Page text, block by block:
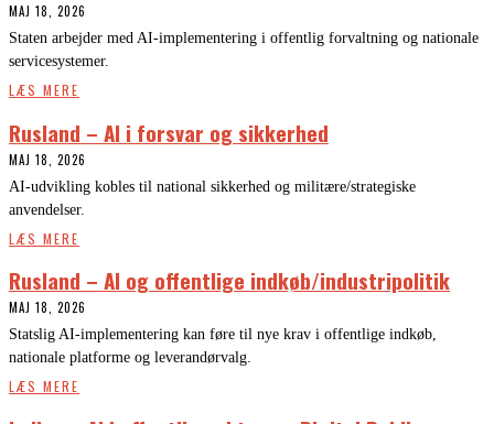
MAJ 18, 2026
Staten arbejder med AI-implementering i offentlig forvaltning og nationale
servicesystemer.
LÆS MERE
Rusland – AI i forsvar og sikkerhed
MAJ 18, 2026
AI-udvikling kobles til national sikkerhed og militære/strategiske
anvendelser.
LÆS MERE
Rusland – AI og offentlige indkøb/industripolitik
MAJ 18, 2026
Statslig AI-implementering kan føre til nye krav i offentlige indkøb,
nationale platforme og leverandørvalg.
LÆS MERE